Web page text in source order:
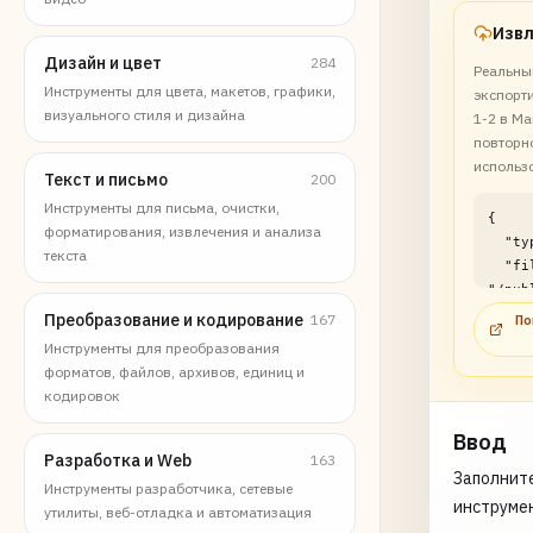
Дизайн и цвет
284
Инструменты для цвета, макетов, графики,
визуального стиля и дизайна
Текст и письмо
200
Инструменты для письма, очистки,
форматирования, извлечения и анализа
текста
Преобразование и кодирование 167
Инструменты для преобразования
форматов, файлов, архивов, единиц и
кодировок
Разработка и Web
163
Инструменты разработчика, сетевые
утилиты, веб-отладка и автоматизация
1-2 в
{
"/
Ввод